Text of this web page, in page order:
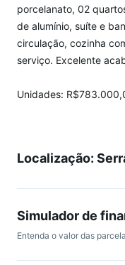
porcelanato, 02
de alumínio, suíte e
circulação, cozinha
serviço. Excelente
Unidades:
Localização:
Simulador de
Entenda o valor das